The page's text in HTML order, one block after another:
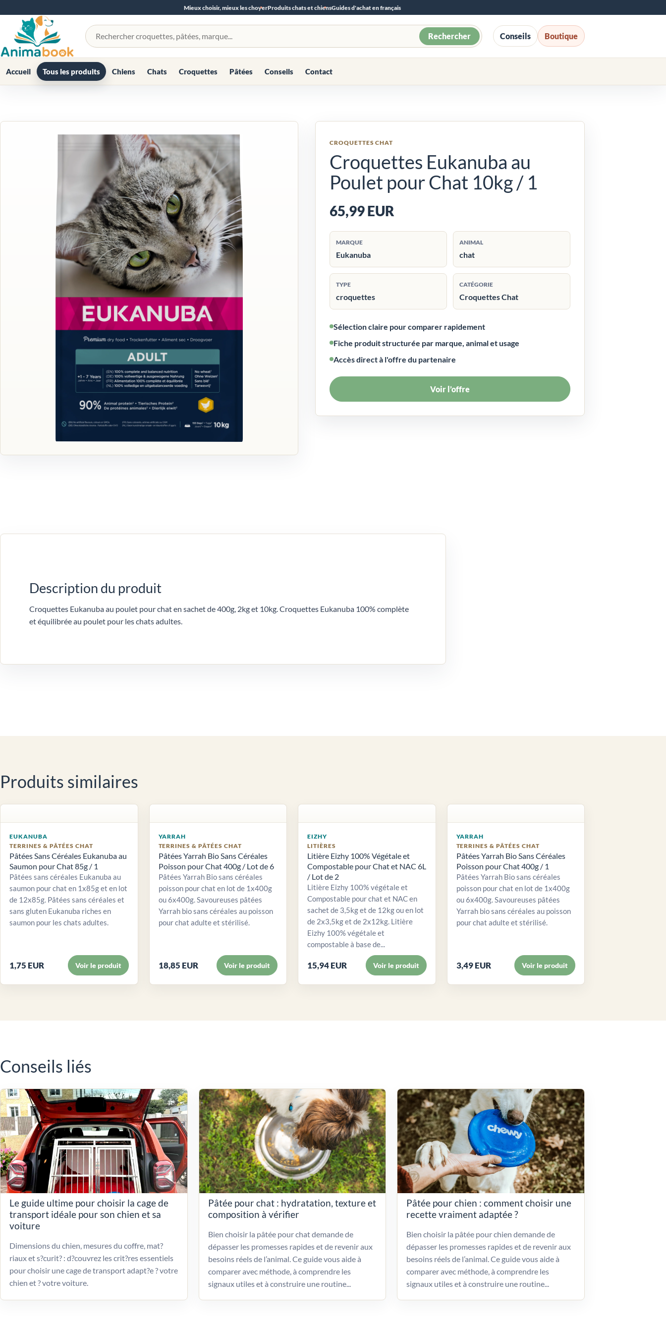
Mieux choisir, mieux les choyerProduits chats et chiensGuides d'achat en français
Rechercher un produit Rechercher Conseils Boutique
Accueil Tous les produits Chiens Chats Croquettes Pâtées Conseils Contact
CROQUETTES CHAT
Croquettes Eukanuba au
Poulet pour Chat 10kg / 1
65,99 EUR
MARQUE
Eukanuba
ANIMAL
chat
TYPE
croquettes
CATÉGORIE
Croquettes Chat
Sélection claire pour comparer rapidement
Fiche produit structurée par marque, animal et usage
Accès direct à l'offre du partenaire
Voir l’offre
Description du produit
Croquettes Eukanuba au poulet pour chat en sachet de 400g, 2kg et 10kg. Croquettes Eukanuba 100% complète
et équilibrée au poulet pour les chats adultes.
Produits similaires
EUKANUBA
TERRINES & PÂTÉES CHAT
Pâtées Sans Céréales Eukanuba au
Saumon pour Chat 85g / 1
Pâtées sans céréales Eukanuba au
saumon pour chat en 1x85g et en lot
de 12x85g. Pâtées sans céréales et
sans gluten Eukanuba riches en
saumon pour les chats adultes.
1,75 EUR Voir le produit
YARRAH
TERRINES & PÂTÉES CHAT
Pâtées Yarrah Bio Sans Céréales
Poisson pour Chat 400g / Lot de 6
Pâtées Yarrah Bio sans céréales
poisson pour chat en lot de 1x400g
ou 6x400g. Savoureuses pâtées
Yarrah bio sans céréales au poisson
pour chat adulte et stérilisé.
18,85 EUR Voir le produit
EIZHY
LITIÈRES
Litière Eizhy 100% Végétale et
Compostable pour Chat et NAC 6L
/ Lot de 2
Litière Eizhy 100% végétale et
Compostable pour chat et NAC en
sachet de 3,5kg et de 12kg ou en lot
de 2x3,5kg et de 2x12kg. Litière
Eizhy 100% végétale et
compostable à base de...
15,94 EUR Voir le produit
YARRAH
TERRINES & PÂTÉES CHAT
Pâtées Yarrah Bio Sans Céréales
Poisson pour Chat 400g / 1
Pâtées Yarrah Bio sans céréales
poisson pour chat en lot de 1x400g
ou 6x400g. Savoureuses pâtées
Yarrah bio sans céréales au poisson
pour chat adulte et stérilisé.
3,49 EUR Voir le produit
Conseils liés
Le guide ultime pour choisir la cage de
transport idéale pour son chien et sa
voiture
Dimensions du chien, mesures du coffre, mat?
riaux et s?curit? : d?couvrez les crit?res essentiels
pour choisir une cage de transport adapt?e ? votre
chien et ? votre voiture.
Pâtée pour chat : hydratation, texture et
composition à vérifier
Bien choisir la pâtée pour chat demande de
dépasser les promesses rapides et de revenir aux
besoins réels de l’animal. Ce guide vous aide à
comparer avec méthode, à comprendre les
signaux utiles et à construire une routine...
Pâtée pour chien : comment choisir une
recette vraiment adaptée ?
Bien choisir la pâtée pour chien demande de
dépasser les promesses rapides et de revenir aux
besoins réels de l’animal. Ce guide vous aide à
comparer avec méthode, à comprendre les
signaux utiles et à construire une routine...